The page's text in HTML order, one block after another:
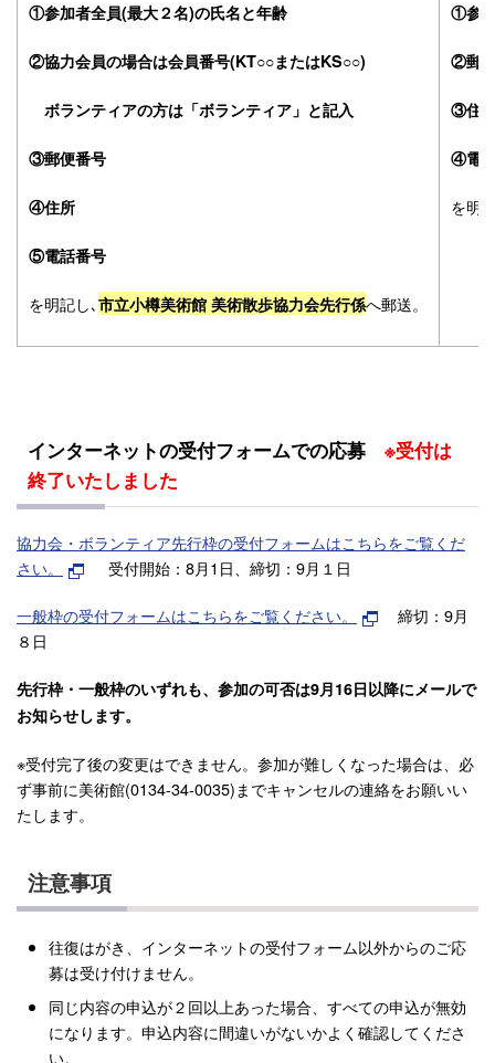
①参加者全員(最大２名)の氏名と年齢
②協力会員の場合は会員番号(KT○○またはKS○○)
ボランティアの方は「ボランティア」と記入
③郵便番号
④住所
⑤電話番号
を明記し､市立小樽美術館 美術散歩協力会先行係へ郵送。
①参
②郵
③住
④電
を明
インターネットの受付フォームでの応募 ※受付は
終了いたしました
協力会・ボランティア先行枠の受付フォームはこちらをご覧くだ
さい。
受付開始：8月1日、締切：9月１日
一般枠の受付フォームはこちらをご覧ください。
締切：9月
８日
先行枠・一般枠のいずれも、参加の可否は9月16日以降にメールで
お知らせします。
※受付完了後の変更はできません。参加が難しくなった場合は、必
ず事前に美術館(0134-34-0035)までキャンセルの連絡をお願いい
たします。
注意事項
往復はがき、インターネットの受付フォーム以外からのご応
募は受け付けません。
同じ内容の申込が２回以上あった場合、すべての申込が無効
になります。申込内容に間違いがないかよく確認してくださ
い。